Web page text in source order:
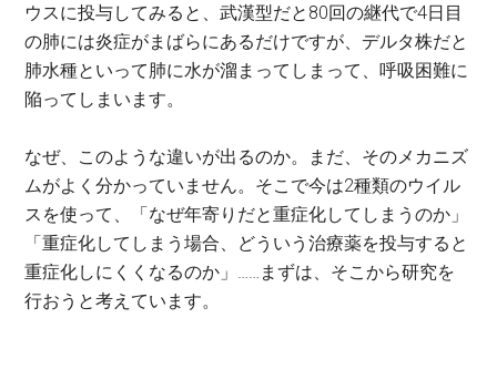
ウスに投与してみると、武漢型だと80回の継代で4日目
の肺には炎症がまばらにあるだけですが、デルタ株だと
肺水種といって肺に水が溜まってしまって、呼吸困難に
陥ってしまいます。
なぜ、このような違いが出るのか。まだ、そのメカニズ
ムがよく分かっていません。そこで今は2種類のウイル
スを使って、「なぜ年寄りだと重症化してしまうのか」
「重症化してしまう場合、どういう治療薬を投与すると
重症化しにくくなるのか」……まずは、そこから研究を
行おうと考えています。